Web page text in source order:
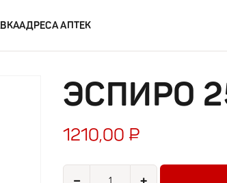
АДРЕСА АПТЕК
ЭСПИРО
1210,00 ₽
Количество товара Эспиро